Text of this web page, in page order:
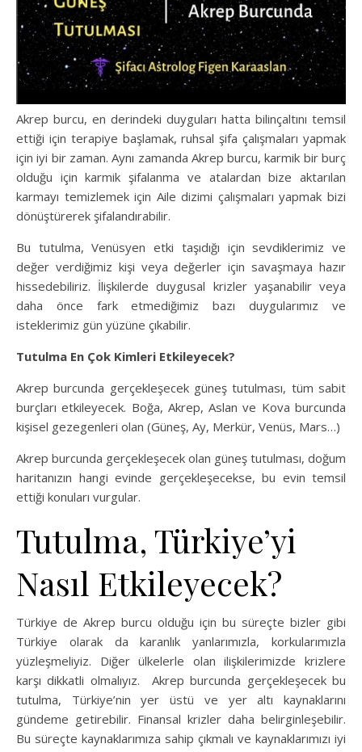
Akrep burcu, en derindeki duyguları hatta bilinçaltını temsil
ettiği için terapiye başlamak, ruhsal şifa çalışmaları yapmak
için iyi bir zaman. Aynı zamanda Akrep burcu, karmik bir burç
olduğu için karmik şifalanma ve atalardan bize aktarılan
karmayı temizlemek için Aile dizimi çalışmaları yapmak bizi
dönüştürerek şifalandırabilir.
Bu tutulma, Venüsyen etki taşıdığı için sevdiklerimiz ve
değer verdiğimiz kişi veya değerler için savaşmaya hazır
hissedebiliriz. İlişkilerde duygusal krizler yaşanabilir veya
daha önce fark etmediğimiz bazı duygularımız ve
isteklerimiz gün yüzüne çıkabilir.
Tutulma En Çok Kimleri Etkileyecek?
Akrep burcunda gerçekleşecek güneş tutulması, tüm sabit
burçları etkileyecek. Boğa, Akrep, Aslan ve Kova burcunda
kişisel gezegenleri olan (Güneş, Ay, Merkür, Venüs, Mars…)
Akrep burcunda gerçekleşecek olan güneş tutulması, doğum
haritanızın hangi evinde gerçekleşecekse, bu evin temsil
ettiği konuları vurgular.
Tutulma, Türkiye’yi
Nasıl Etkileyecek?
Türkiye de Akrep burcu olduğu için bu süreçte bizler gibi
Türkiye olarak da karanlık yanlarımızla, korkularımızla
yüzleşmeliyiz. Diğer ülkelerle olan ilişkilerimizde krizlere
karşı dikkatli olmalıyız. Akrep burcunda gerçekleşecek bu
tutulma, Türkiye’nin yer üstü ve yer altı kaynaklarını
gündeme getirebilir. Finansal krizler daha belirginleşebilir.
Bu süreçte kaynaklarımıza sahip çıkmalı ve kaynaklarımızı iyi